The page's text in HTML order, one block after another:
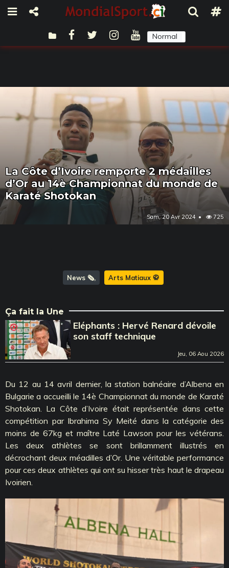
Normal
La Côte d’Ivoire remporte 2 médailles
d’Or au 14è Championnat du monde de
Karaté Shotokan
Sam, 20 Avr 2024 725
News 🗞️ Arts Matiaux 🥋
Ça fait la Une
Eléphants : Hervé Renard dévoile
son staff technique
Jeu, 06 Aou 2026
Du 12 au 14 avril dernier, la station balnéaire d’Albena en
Bulgarie a accueilli le 14è Championnat du monde de Karaté
Shotokan. La Côte d’Ivoire était représentée dans cette
compétition par Ibrahima Sy Meité dans la catégorie des
moins de 67kg et maître Laté Lawson pour les vétérans.
Les deux athlètes se sont brillamment illustrés en
décrochant deux méadilles d’Or. Une véritable performance
pour ces deux athlètes qui ont su hisser très haut le drapeau
Ivoirien.